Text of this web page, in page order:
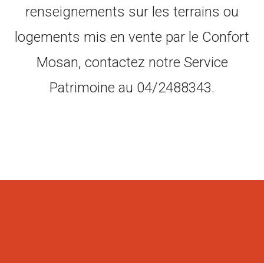
renseignements sur les terrains ou
logements mis en vente par le Confort
Mosan, contactez notre Service
Patrimoine au 04/2488343.